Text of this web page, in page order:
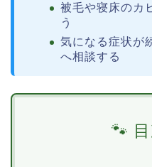
被毛や寝床のカ
う
気になる症状が
へ相談する